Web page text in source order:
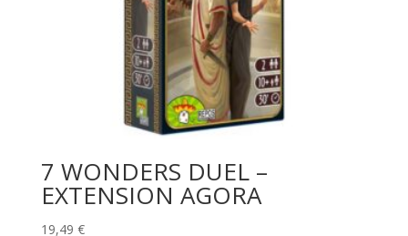
7 WONDERS DUEL –
EXTENSION AGORA
19,49 €